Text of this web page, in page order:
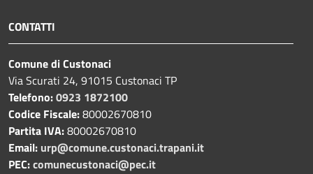
CONTATTI
Comune di Custonaci
Via Scurati 24, 91015 Custonaci TP
Telefono:0923 1872100
Codice Fiscale:80002670810
Partita IVA:80002670810
Email: urp@comune.custonaci.trapani.it
PEC:comunecustonaci@pec.it